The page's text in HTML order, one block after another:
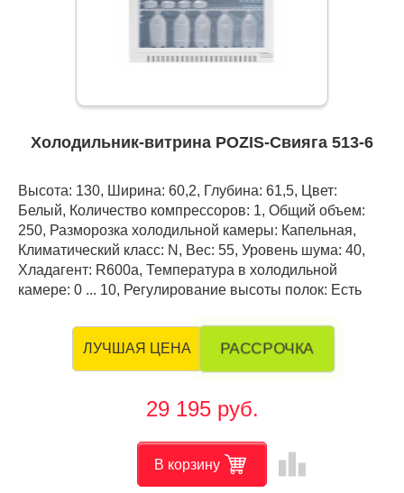
Холодильник-витрина POZIS-Свияга 513-6
Высота: 130, Ширина: 60,2, Глубина: 61,5, Цвет:
Белый, Количество компрессоров: 1, Общий объем:
250, Разморозка холодильной камеры: Капельная,
Климатический класс: N, Вес: 55, Уровень шума: 40,
Хладагент: R600a, Температура в холодильной
камере: 0 ... 10, Регулирование высоты полок: Есть
ЛУЧШАЯ ЦЕНА РАССРОЧКА
29 195 руб.
В корзину leaderboard